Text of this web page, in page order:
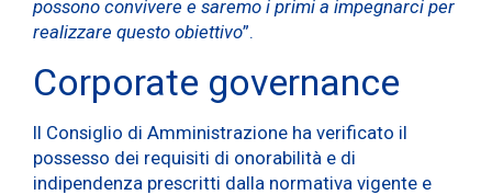
possono convivere e saremo i primi a impegnarci per
realizzare questo obiettivo”.
Corporate governance
Il Consiglio di Amministrazione ha verificato il
possesso dei requisiti di onorabilità e di
indipendenza prescritti dalla normativa vigente e